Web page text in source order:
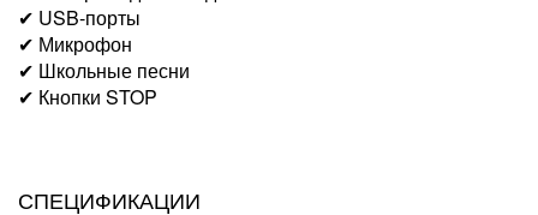
✔ USB-порты
✔ Микрофон
✔ Школьные песни
✔ Кнопки STOP
СПЕЦИФИКАЦИИ